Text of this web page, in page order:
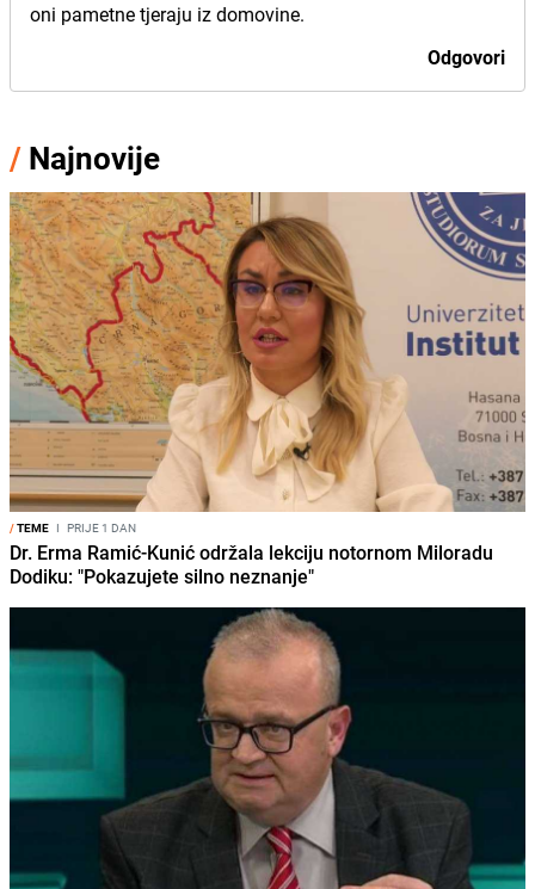
oni pametne tjeraju iz domovine.
Odgovori
/ Najnovije
/TEME I PRIJE 1 DAN
Dr. Erma Ramić-Kunić održala lekciju notornom Miloradu
Dodiku: "Pokazujete silno neznanje"